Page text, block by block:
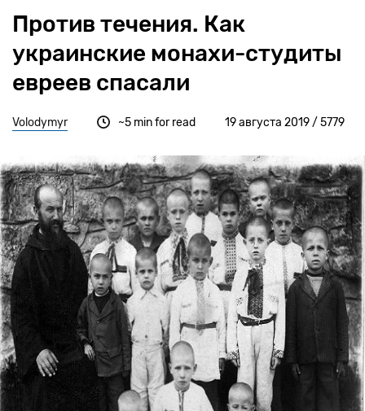
Против течения. Как
украинские монахи-студиты
евреев спасали
Volodymyr 19 августа 2019 / 5779
~5 min for read